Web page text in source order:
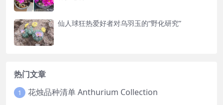
仙人球狂热爱好者对乌羽玉的“野化研究”
热门文章
1 花烛品种清单 Anthurium Collection